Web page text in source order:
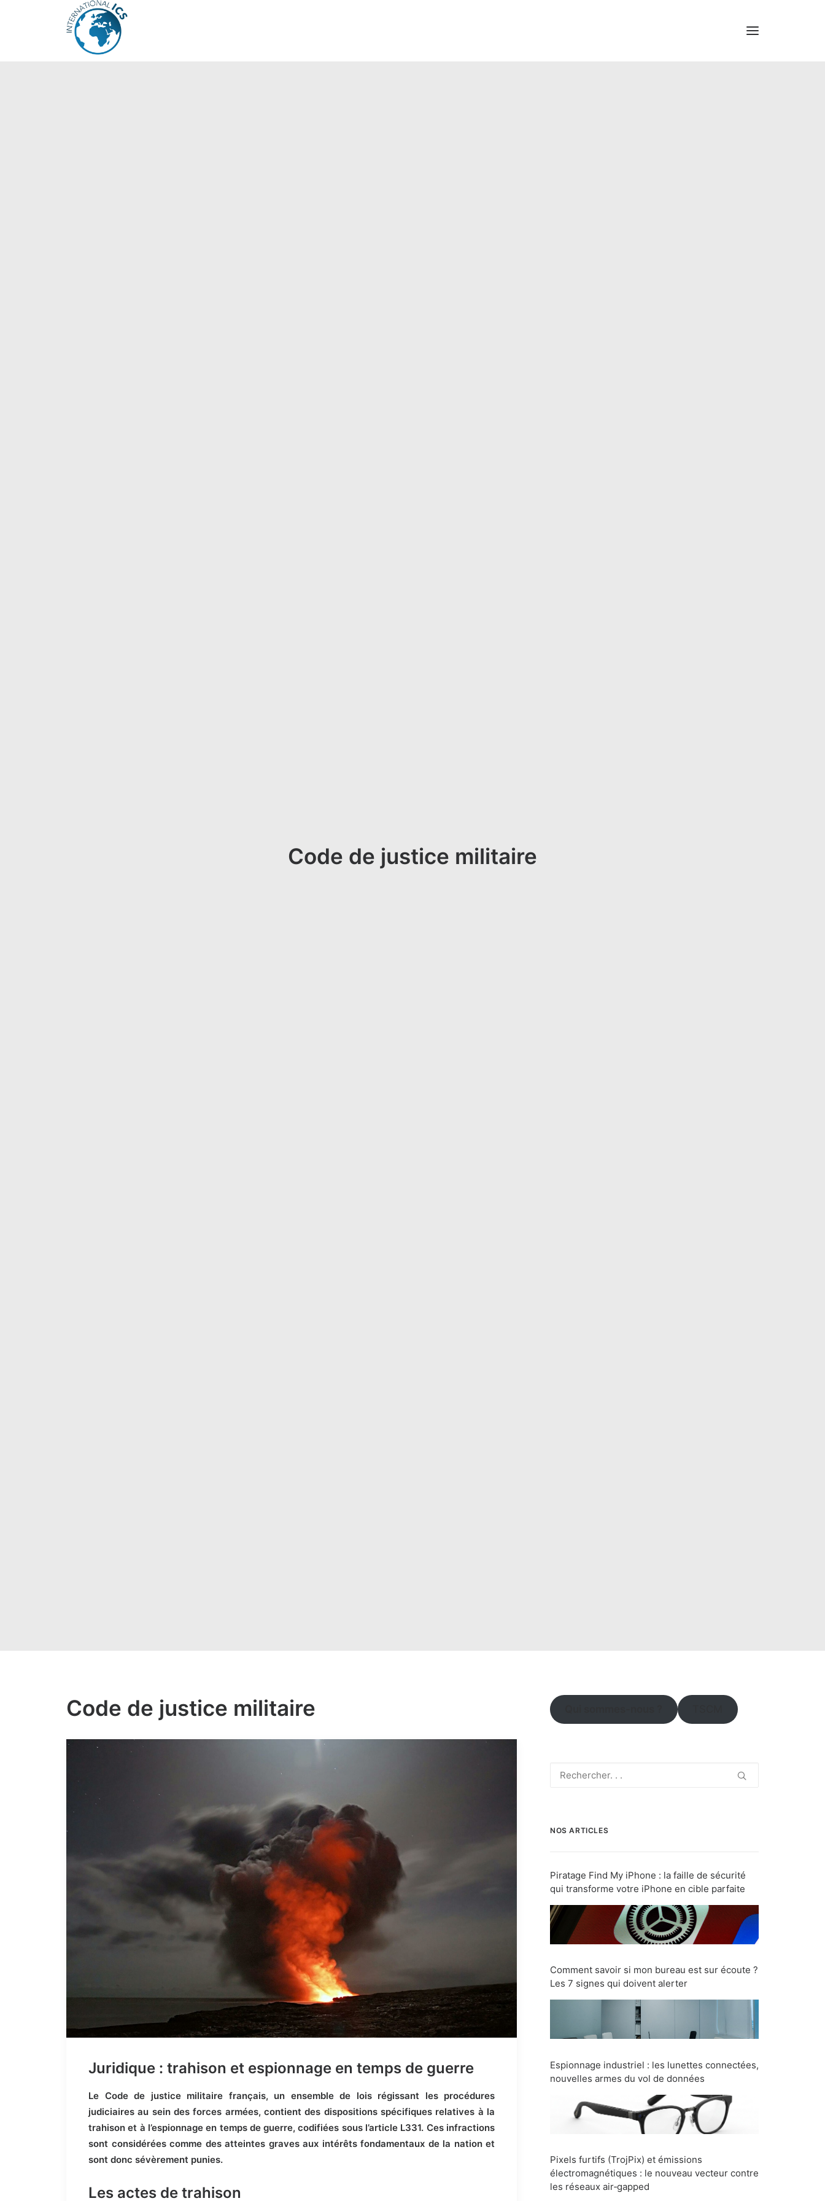
Code de justice militaire
Code de justice militaire
Juridique : trahison et espionnage en temps de guerre
Le Code de justice militaire français, un ensemble de lois régissant les procédures
judiciaires au sein des forces armées, contient des dispositions spécifiques relatives à la
trahison et à l’espionnage en temps de guerre, codifiées sous l’article L331. Ces infractions
sont considérées comme des atteintes graves aux intérêts fondamentaux de la nation et
sont donc sévèrement punies.
Les actes de trahison
NOS ARTICLES
Piratage Find My iPhone : la faille de sécurité
qui transforme votre iPhone en cible parfaite
Comment savoir si mon bureau est sur écoute ?
Les 7 signes qui doivent alerter
Espionnage industriel : les lunettes connectées,
nouvelles armes du vol de données
Pixels furtifs (TrojPix) et émissions
électromagnétiques : le nouveau vecteur contre
les réseaux air‑gapped